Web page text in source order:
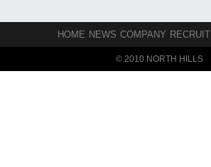
HOME NEWS COMPANY RECRUIT
© 2010 NORTH HILLS